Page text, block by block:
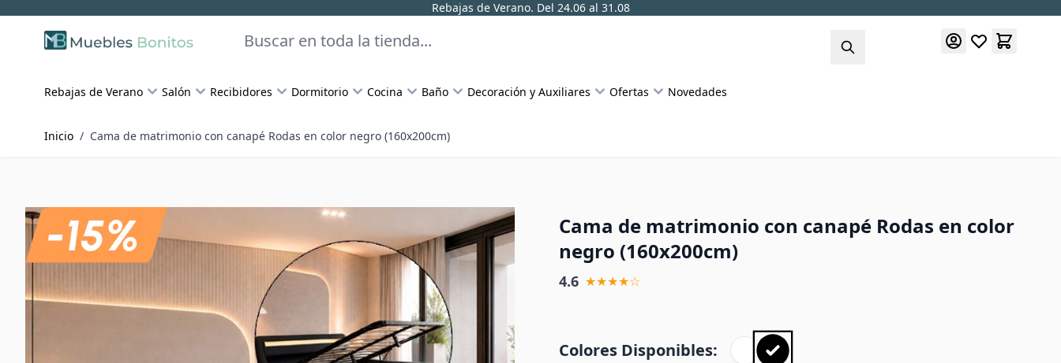
Rebajas de Verano. Del 24.06 al 31.08
Skip to Content
Buscar
Rebajas de Verano Salón Recibidores Dormitorio Cocina Baño Decoración y Auxiliares Ofertas Novedades
Inicio / Cama de matrimonio con canapé Rodas en color negro (160x200cm)
Cama de matrimonio con canapé Rodas en color
negro (160x200cm)
4.6 ★★★★☆
Colores Disponibles: